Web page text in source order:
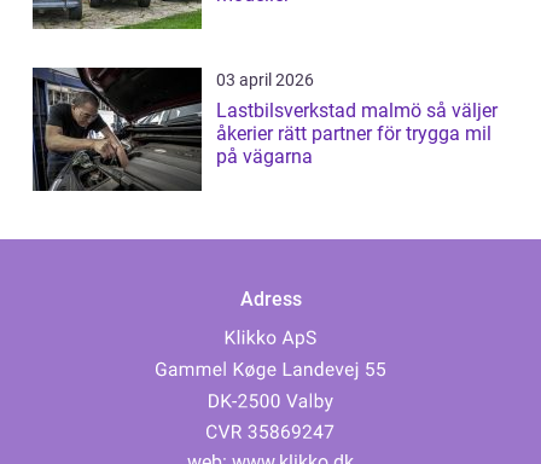
03 april 2026
Lastbilsverkstad malmö så väljer
åkerier rätt partner för trygga mil
på vägarna
Adress